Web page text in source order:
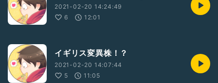
2021-02-20 14:24:49
6
12:01
イギリス変異株！？
2021-02-20 14:07:44
5
11:05